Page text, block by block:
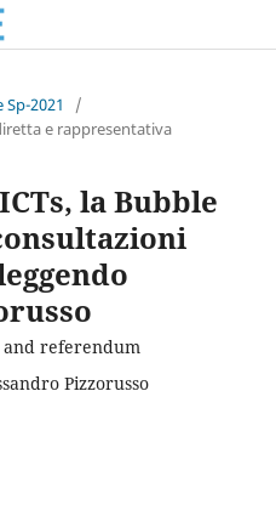
Sp-2021
/
e rappresentativa
la Bubble
and referendum
Pizzorusso